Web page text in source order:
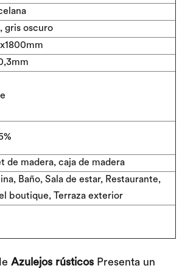
gris oscuro
mm
de madera, caja de madera
Baño, Sala de estar, Restaurante,
boutique, Terraza exterior
Azulejos rústicos Presenta un